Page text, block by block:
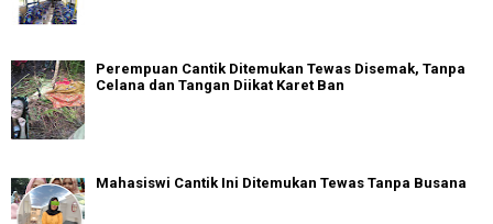
Perempuan Cantik Ditemukan Tewas Disemak, Tanpa
Celana dan Tangan Diikat Karet Ban
Mahasiswi Cantik Ini Ditemukan Tewas Tanpa Busana